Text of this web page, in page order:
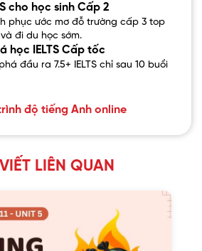
cho học sinh Cấp 2
phục ước mơ đỗ trường cấp 3 top
đi du học sớm.
học IELTS Cấp tốc
đầu ra 7.5+ IELTS chỉ sau 10 buổi
độ tiếng Anh online
LIÊN QUAN